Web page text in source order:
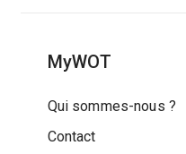
MyWOT
Qui sommes-nous ?
Contact